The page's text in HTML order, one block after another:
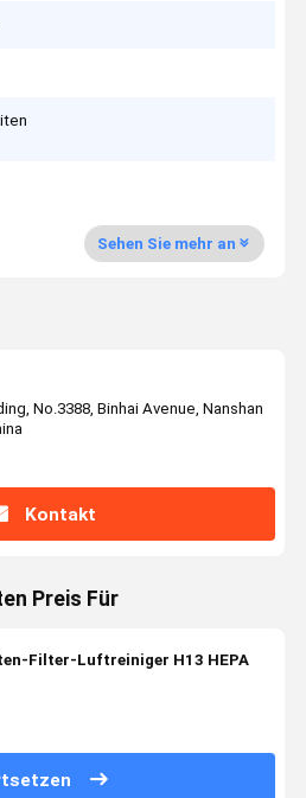
Sehen Sie mehr an
No.3388, Binhai Avenue, Nanshan
Kontakt
Preis Für
Filter-Luftreiniger H13 HEPA